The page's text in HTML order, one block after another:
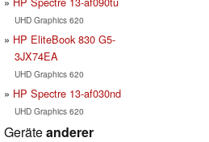
UHD Graphics 620
HP EliteBook 830 G5-
3JX74EA
UHD Graphics 620
HP Spectre 13-af030nd
UHD Graphics 620
Geräteanderer